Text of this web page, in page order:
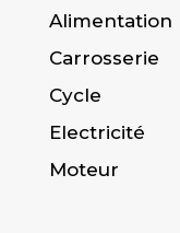
Alimentation
Carrosserie
Cycle
Electricité
Moteur